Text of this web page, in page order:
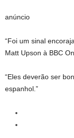
anúncio
“Foi um sinal
Matt Upson à BBC
“Eles deverão ser
espanhol.”